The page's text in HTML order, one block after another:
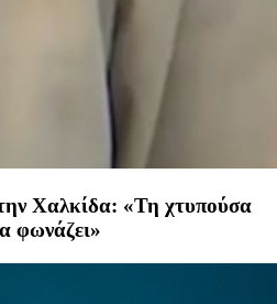
Χαλκίδα: «Τη χτυπούσα
φωνάζει»